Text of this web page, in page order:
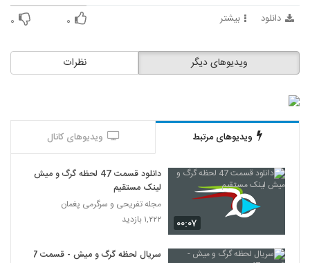
دانلود بیشتر ۰ ۰
نظرات ویدیوهای دیگر
ویدیوهای مرتبط ویدیوهای کانال
۰۰:۰۷
دانلود قسمت 47 لحظه گرگ و میش
لینک مستقیم
مجله تفریحی و سرگرمی پغمان
۱,۲۲۲ بازدید
سریال لحظه گرگ و میش - قسمت 47